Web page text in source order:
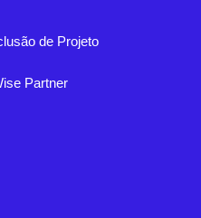
de Projeto
Partner